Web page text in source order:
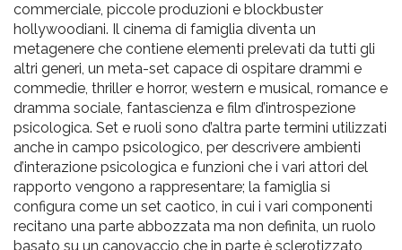
commerciale, piccole produzioni e blockbuster
hollywoodiani. Il cinema di famiglia diventa un
metagenere che contiene elementi prelevati da tutti gli
altri generi, un meta-set capace di ospitare drammi e
commedie, thriller e horror, western e musical, romance e
dramma sociale, fantascienza e film d’introspezione
psicologica. Set e ruoli sono d’altra parte termini utilizzati
anche in campo psicologico, per descrivere ambienti
d’interazione psicologica e funzioni che i vari attori del
rapporto vengono a rappresentare; la famiglia si
configura come un set caotico, in cui i vari componenti
recitano una parte abbozzata ma non definita, un ruolo
basato su un canovaccio che in parte è sclerotizzato